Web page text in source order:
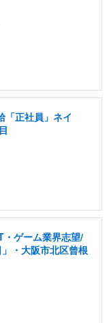
「正社員」ネイ
・ゲーム業界志望/
・大阪市北区曾根